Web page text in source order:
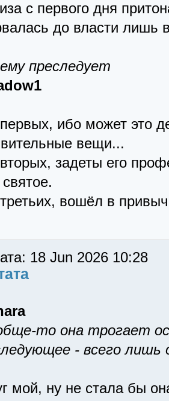
с первого дня
до власти лишь
преследует
ибо может это
вещи...
задеты его
святое.
вошёл в
18 Jun 2026 10:28
то она трогает
- всего лишь
мой, ну не стала бы